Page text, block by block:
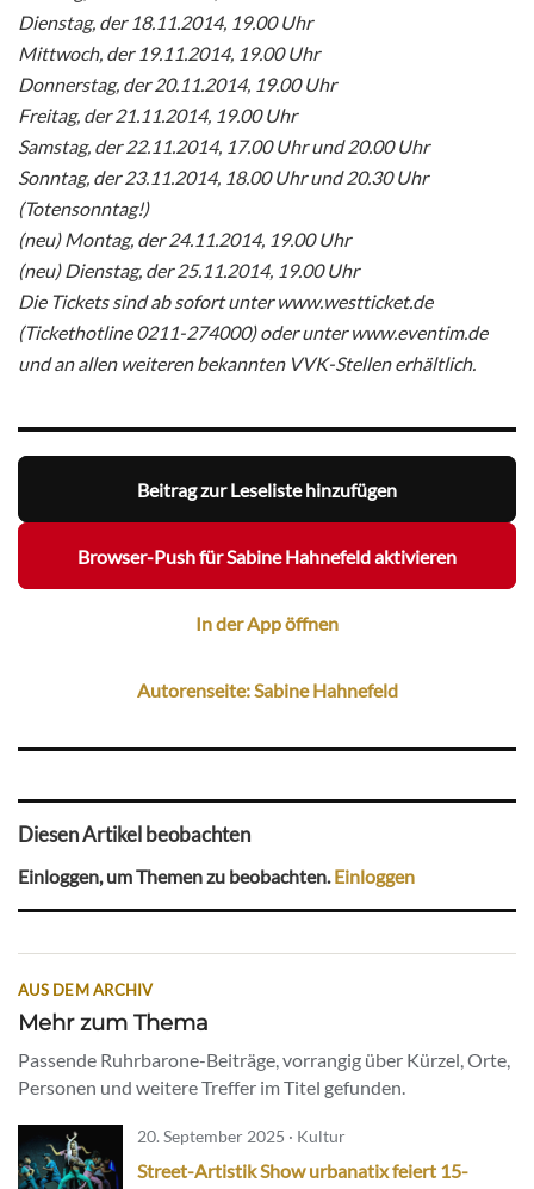
Dienstag, der 18.11.2014, 19.00 Uhr
Mittwoch, der 19.11.2014, 19.00 Uhr
Donnerstag, der 20.11.2014, 19.00 Uhr
Freitag, der 21.11.2014, 19.00 Uhr
Samstag, der 22.11.2014, 17.00 Uhr und 20.00 Uhr
Sonntag, der 23.11.2014, 18.00 Uhr und 20.30 Uhr
(Totensonntag!)
(neu) Montag, der 24.11.2014, 19.00 Uhr
(neu) Dienstag, der 25.11.2014, 19.00 Uhr
Die Tickets sind ab sofort unter www.westticket.de
(Tickethotline 0211-274000) oder unter www.eventim.de
und an allen weiteren bekannten VVK-Stellen erhältlich.
Beitrag zur Leseliste hinzufügen
Browser-Push für Sabine Hahnefeld aktivieren
In der App öffnen
Autorenseite: Sabine Hahnefeld
Diesen Artikel beobachten
Einloggen, um Themen zu beobachten.Einloggen
AUS DEM ARCHIV
Mehr zum Thema
Passende Ruhrbarone-Beiträge, vorrangig über Kürzel, Orte,
Personen und weitere Treffer im Titel gefunden.
20. September 2025 · Kultur
Street-Artistik Show urbanatix feiert 15-